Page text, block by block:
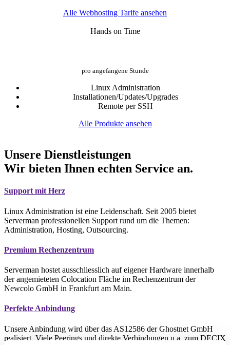
Alle Webhosting Tarife ansehen
Hands on Time
pro angefangene Stunde
Linux Administration
Installationen/Updates/Upgrades
Remote per SSH
Alle Produkte ansehen
Unsere Dienstleistungen
Wir bieten Ihnen echten Service an.
Support mit Herz
Linux Administration ist eine Leidenschaft. Seit 2005 bietet
Serverman professionellen Support rund um die Themen:
Administration, Hosting, Outsourcing.
Premium Rechenzentrum
Serverman hostet ausschliesslich auf eigener Hardware innerhalb
der angemieteten Colocation Fläche im Rechenzentrum der
Newcolo GmbH in Frankfurt am Main.
Perfekte Anbindung
Unsere Anbindung wird über das AS12586 der Ghostnet GmbH
realisiert. Viele Peerings und direkte Verbindungen u.a. zum DECIX